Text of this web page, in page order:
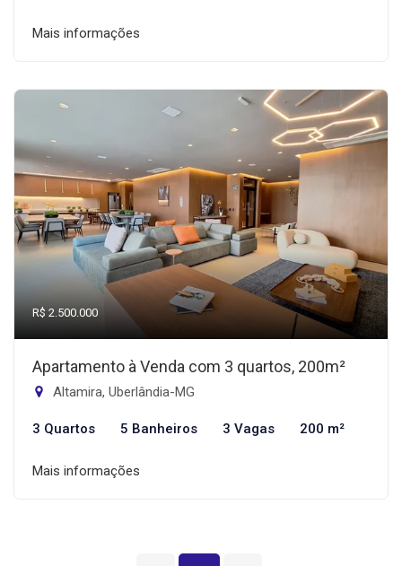
Mais informações
R$ 2.500.000
Apartamento à Venda com 3 quartos, 200m²
Altamira, Uberlândia-MG
3 Quartos 5 Banheiros 3 Vagas 200 m²
Mais informações